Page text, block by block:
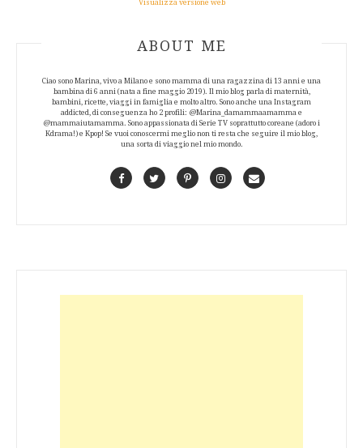
Visualizza versione web
ABOUT AUTHOR
ABOUT ME
Ciao sono Marina, vivo a Milano e sono mamma di una ragazzina di 13 anni e una
bambina di 6 anni (nata a fine maggio 2019). Il mio blog parla di maternità,
bambini, ricette, viaggi in famiglia e molto altro. Sono anche una Instagram
addicted, di conseguenza ho 2 profili: @Marina_damammaamamma e
@mammaiutamamma. Sono appassionata di Serie TV soprattutto coreane (adoro i
Kdrama!) e Kpop! Se vuoi conoscermi meglio non ti resta che seguire il mio blog,
una sorta di viaggio nel mio mondo.
FacebookTwitterPinterestInstagramContact